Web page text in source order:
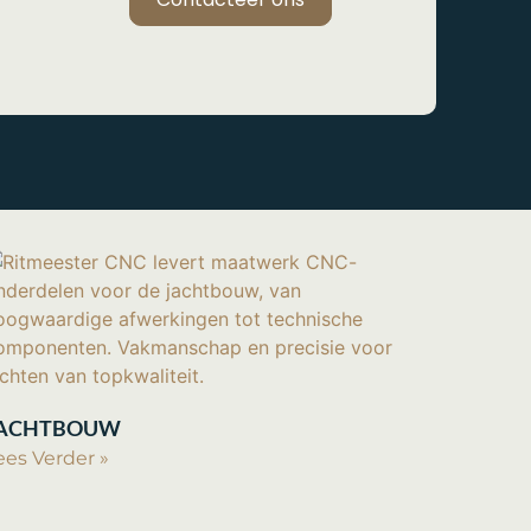
Verder »